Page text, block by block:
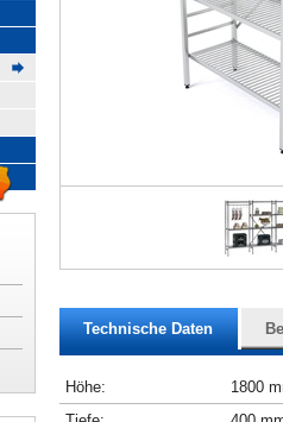
Technische Daten
Höhe:
1800